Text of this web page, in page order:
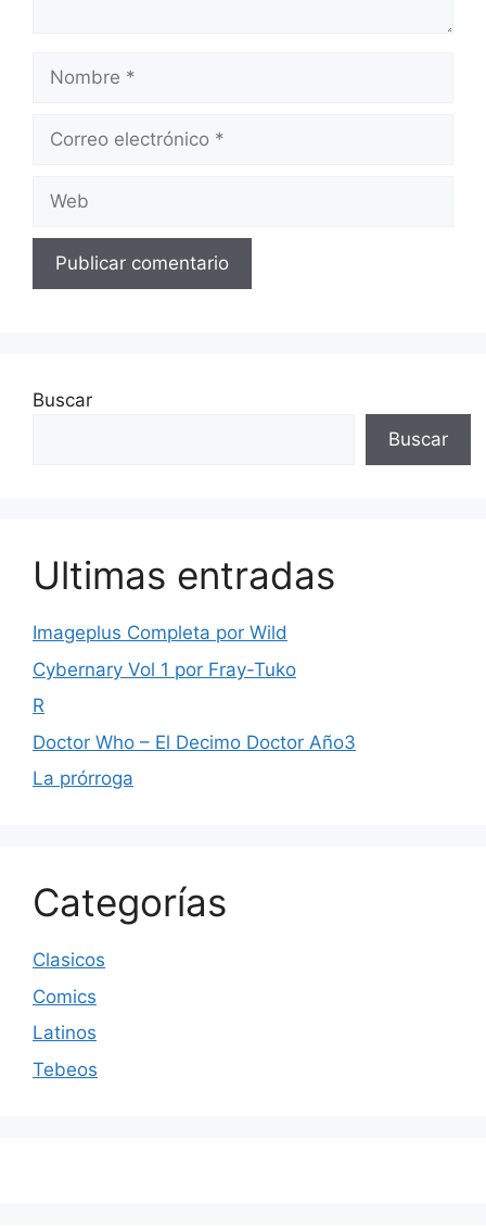
Nombre
Correo
Web
Buscar
Buscar
Ultimas entradas
Imageplus Completa por Wild
Cybernary Vol 1 por Fray-Tuko
R
Doctor Who – El Decimo Doctor Año3
La prórroga
Categorías
Clasicos
Comics
Latinos
Tebeos